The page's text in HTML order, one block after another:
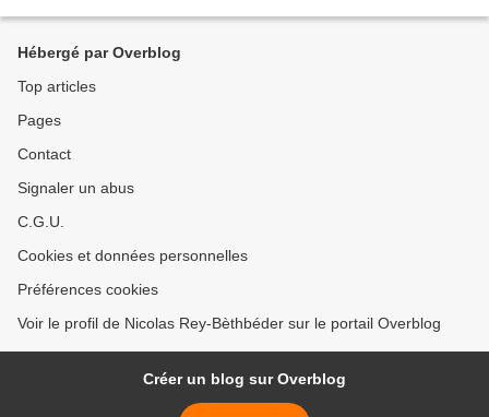
Hébergé par Overblog
Top articles
Pages
Contact
Signaler un abus
C.G.U.
Cookies et données personnelles
Préférences cookies
Voir le profil de Nicolas Rey-Bèthbéder sur le portail Overblog
Créer un blog sur Overblog